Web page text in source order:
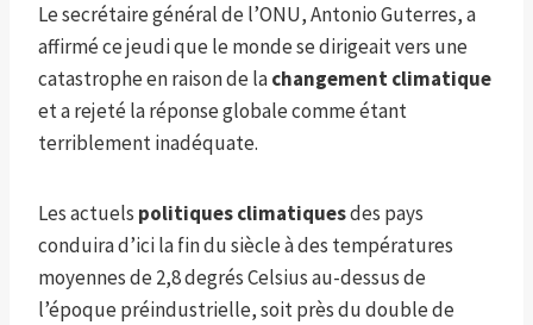
Le secrétaire général de l’ONU, Antonio Guterres, a
affirmé ce jeudi que le monde se dirigeait vers une
catastrophe en raison de lachangement climatique
et a rejeté la réponse globale comme étant
terriblement inadéquate.
Les actuels politiques climatiquesdes pays
conduira d’ici la fin du siècle à des températures
moyennes de 2,8 degrés Celsius au-dessus de
l’époque préindustrielle, soit près du double de